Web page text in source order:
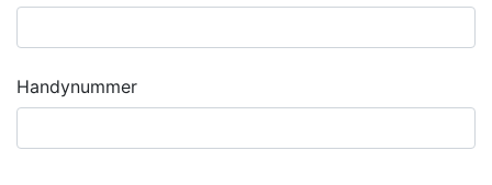
Handynummer